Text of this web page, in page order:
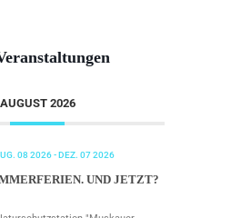
AUGUST 2026
08 2026- DEZ. 07 2026
UND JETZT?